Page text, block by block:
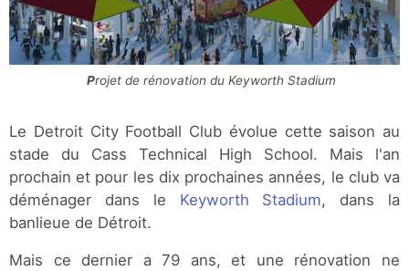
Projet de rénovation du Keyworth Stadium
Le Detroit City Football Club évolue cette saison au
stade du Cass Technical High School. Mais l'an
prochain et pour les dix prochaines années, le club va
déménager dans le Keyworth Stadium, dans la
banlieue de Détroit.
Mais ce dernier a 79 ans, et une rénovation ne